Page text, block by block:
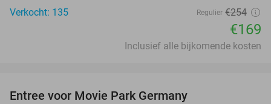
Verkocht: 135
Regulier €254
€169
Inclusief alle bijkomende kosten
Entree voor Movie Park Germany